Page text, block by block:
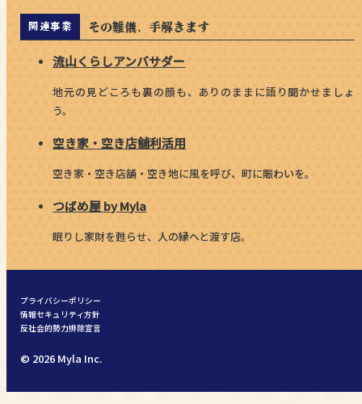
関連事業 その難儀、手解きます
流山くらしアンバサダー
地元の見どころも裏の顔も、ありのままに語り聞かせましょ
う。
空き家・空き店舗利活用
空き家・空き店舗・空き地に風を呼び、町に賑わいを。
つばめ屋 by Myla
眠りし家財を甦らせ、人の縁へと渡す店。
プライバシーポリシー
情報セキュリティ方針
反社会的勢力排除宣言
© 2026 Myla Inc.